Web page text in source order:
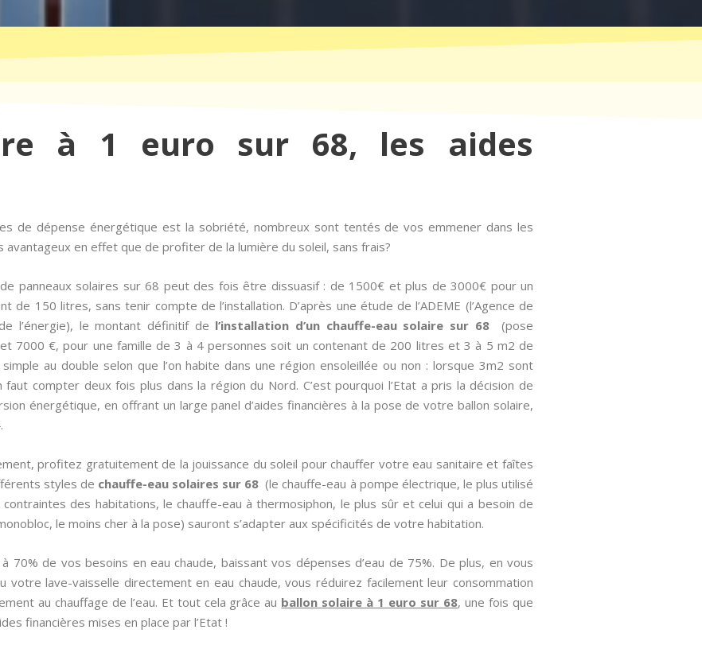
à 1 euro sur 68, les aides
de dépense énergétique est la sobriété, nombreux sont tentés de vos emmener dans les
avantageux en effet que de profiter de la lumière du soleil, sans frais?
panneaux solaires sur 68 peut des fois être dissuasif : de 1500€ et plus de 3000€ pour un
de 150 litres, sans tenir compte de l’installation. D’après une étude de l’ADEME (l’Agence de
l’énergie), le montant définitif de l’installation d’un chauffe-eau solaire sur 68(pose
7000 €, pour une famille de 3 à 4 personnes soit un contenant de 200 litres et 3 à 5 m2 de
au double selon que l’on habite dans une région ensoleillée ou non : lorsque 3m2 sont
compter deux fois plus dans la région du Nord. C’est pourquoi l’Etat a pris la décision de
énergétique, en offrant un large panel d’aides financières à la pose de votre ballon solaire,
profitez gratuitement de la jouissance du soleil pour chauffer votre eau sanitaire et faîtes
styles de chauffe-eau solaires sur 68 (le chauffe-eau à pompe électrique, le plus utilisé
des habitations, le chauffe-eau à thermosiphon, le plus sûr et celui qui a besoin de
le moins cher à la pose) sauront s’adapter aux spécificités de votre habitation.
70% de vos besoins en eau chaude, baissant vos dépenses d’eau de 75%. De plus, en vous
votre lave-vaisselle directement en eau chaude, vous réduirez facilement leur consommation
au chauffage de l’eau. Et tout cela grâce au ballon solaire à 1 euro sur 68, une fois que
financières mises en place par l’Etat !